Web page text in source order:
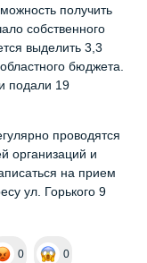
получить
собственного
выделить 3,3
бюджета.
подали 19
проводятся
организаций и
на прием
ул. Горького 9
0 0